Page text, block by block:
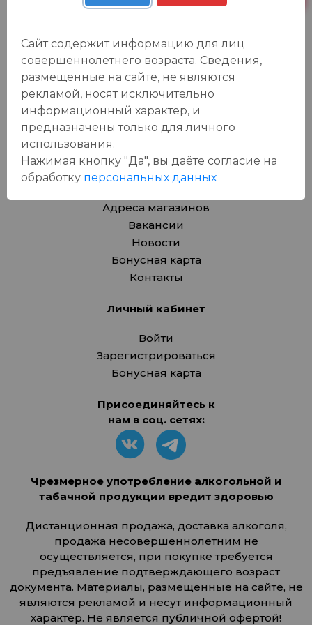
Продукты
Безалкогольные напитки
Товары для дома, игрушки
Крепкие напитки
Вина
Пиво, сидр
Товары для животных
Подарочные карты
О компании
Адреса магазинов
Вакансии
Новости
Бонусная карта
Контакты
Личный кабинет
Войти
Зарегистрироваться
Бонусная карта
Присоединяйтесь к
нам в соц. сетях:
Чрезмерное употребление алкогольной и
табачной продукции вредит здоровью
Дистанционная продажа, доставка алкоголя,
продажа несовершеннолетним не
осуществляется, при покупке требуется
предъявление подтверждающего возраст
документа. Материалы, размещенные на сайте, не
являются рекламой и несут информационный
характер. Не является публичной офертой!
Сайт содержит информацию для лиц
совершеннолетнего возраста. Сведения,
размещенные на сайте, не являются
рекламой, носят исключительно
информационный характер, и
предназначены только для личного
использования.
Нажимая кнопку "Да", вы даёте cогласие на
обработку персональных данных